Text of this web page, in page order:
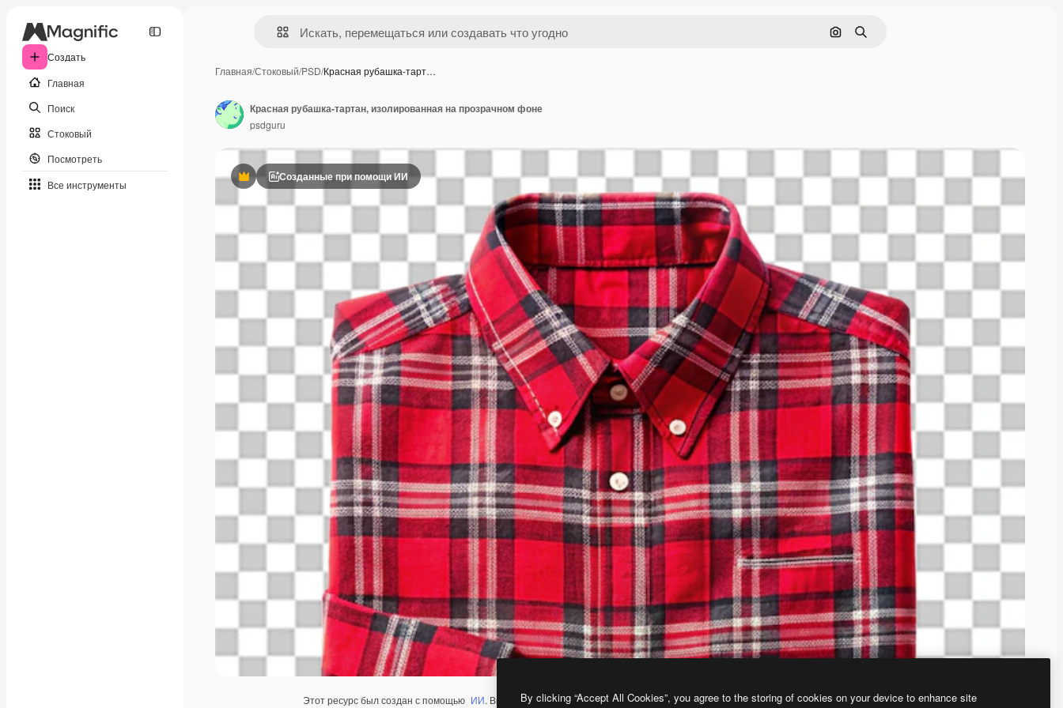
Создать
Главная
Поиск
Стоковый
Посмотреть
Все инструменты
Поиск по изображению
Поиск
Главная/Стоковый/PSD/Красная рубашка-тарт…
ПремиумСозданные при помощи ИИ
Этот ресурс был создан с помощью ИИ. Вы можете создать свой собственный с помощью нашего генератора изображений на основе ИИ.
Красная рубашка-тартан, изолированная на прозрачном фоне
psdguru
By clicking “Accept All Cookies”, you agree to the storing of cookies on your device to enhance site